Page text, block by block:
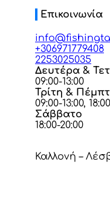
Επικοινωνία
+306971779408
2253025035
Δευτέρα &
09:00-13:00
Τρίτη &
09:00-13:00,
Σάββατο
18:00-20:00
Καλλονή –